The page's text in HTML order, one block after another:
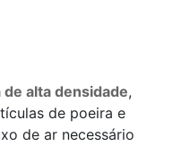
alta densidade,
de poeira e
de ar necessário